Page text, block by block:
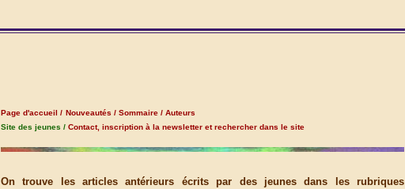
Page d'accueil / Nouveautés / Sommaire / Auteurs
Site des jeunes / Contact, inscription à la newsletter et rechercher dans le site
On trouve les articles antérieurs écrits par des jeunes dans les rubriques